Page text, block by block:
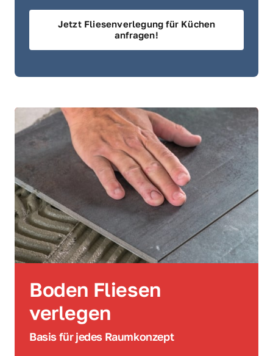
Jetzt Fliesenverlegung für Küchen
anfragen!
Boden Fliesen
verlegen
Basis für jedes Raumkonzept